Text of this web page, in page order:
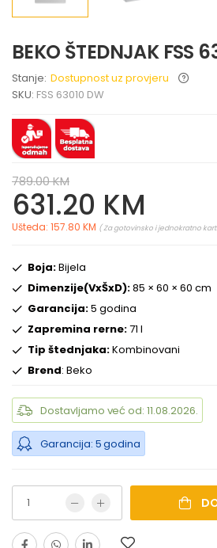
BEKO ŠTEDNJAK FSS
Stanje: Dostupnost uz provjeru
SKU: FSS 63010 DW
789.00 KM
631.20 KM
Ušteda: 157.80 KM ( Za gotovinsko i jednokratno
Boja:Bijela
Dimenzije(VxŠxD):85 × 60 × 60 cm
Garancija:5 godina
Zapremina rerne:71 l
Tip štednjaka:Kombinovani
Brend: Beko
Dostavljamo već od: 11.08.2026.
Garancija: 5 godina